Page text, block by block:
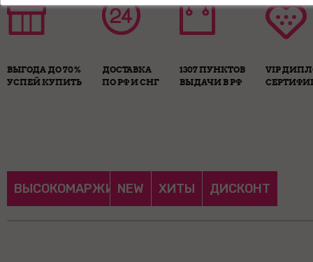
ВЫГОДА ДО 70%
УСПЕЙ КУПИТЬ
ДОСТАВКА
ПО РФ И СНГ
1307 ПУНКТОВ
ВЫДАЧИ В РФ
VIP
ВЫСОКОМАРЖИНАЛЬНЫЕ
NEW ХИТЫ ДИСКОНТ